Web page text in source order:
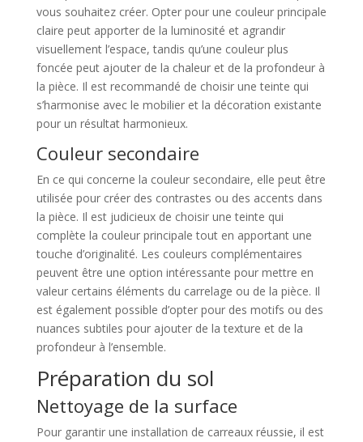
vous souhaitez créer. Opter pour une couleur principale
claire peut apporter de la luminosité et agrandir
visuellement l’espace, tandis qu’une couleur plus
foncée peut ajouter de la chaleur et de la profondeur à
la pièce. Il est recommandé de choisir une teinte qui
s’harmonise avec le mobilier et la décoration existante
pour un résultat harmonieux.
Couleur secondaire
En ce qui concerne la couleur secondaire, elle peut être
utilisée pour créer des contrastes ou des accents dans
la pièce. Il est judicieux de choisir une teinte qui
complète la couleur principale tout en apportant une
touche d’originalité. Les couleurs complémentaires
peuvent être une option intéressante pour mettre en
valeur certains éléments du carrelage ou de la pièce. Il
est également possible d’opter pour des motifs ou des
nuances subtiles pour ajouter de la texture et de la
profondeur à l’ensemble.
Préparation du sol
Nettoyage de la surface
Pour garantir une installation de carreaux réussie, il est